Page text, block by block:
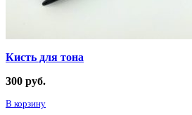
Кисть для тона
300 руб.
В корзину